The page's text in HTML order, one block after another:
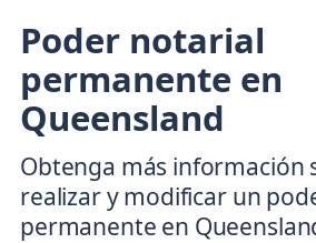
Poder notarial
permanente en
Queensland
Obtenga más información
realizar y modificar un
permanente en